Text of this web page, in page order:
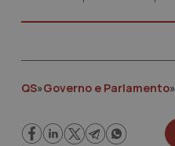
QS»Governo e Parlamento»